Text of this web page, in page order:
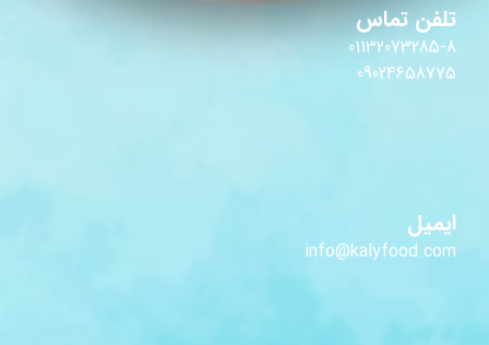
تلفن تماس
01132073285-8
09024658775
ایمیل
info@kalyfood.com